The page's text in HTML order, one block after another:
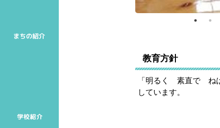
教育方針
「明るく 素直で ね
しています。